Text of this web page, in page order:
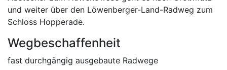
und weiter über den Löwenberger-Land-Radweg zum
Schloss Hopperade.
Wegbeschaffenheit
fast durchgängig ausgebaute Radwege